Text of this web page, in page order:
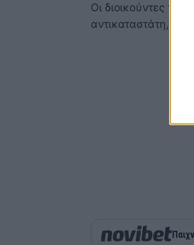
Οι διοικούντες
αντικαταστάτη,